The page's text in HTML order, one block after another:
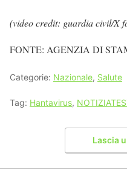
(video credit: guardia civil/X
FONTE: AGENZIA DI
Categorie: Nazionale, Salute
Tag: Hantavirus,
Lascia